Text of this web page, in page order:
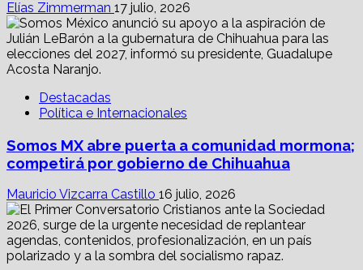
Elías Zimmerman 17 julio, 2026
Destacadas
Política e Internacionales
Somos MX abre puerta a comunidad mormona;
competirá por gobierno de Chihuahua
Mauricio Vizcarra Castillo 16 julio, 2026